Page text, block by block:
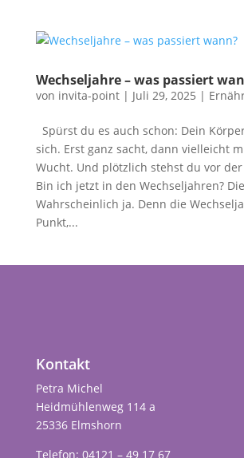
Wechseljahre – was passiert
von invita-point| Juli 29, 2025 |
Spürst du es auch schon: Dein
sich. Erst ganz sacht, dann vielleicht
Wucht. Und plötzlich stehst du vor der
Bin ich jetzt in den Wechseljahren?
Wahrscheinlich ja. Denn die
Punkt,...
Kontakt
Petra Michel
Heidmühlenweg 114 a
25336 Elmshorn
Telefon: 04121 – 49 17 67